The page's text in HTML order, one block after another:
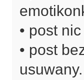
• post
• post
usuwany.